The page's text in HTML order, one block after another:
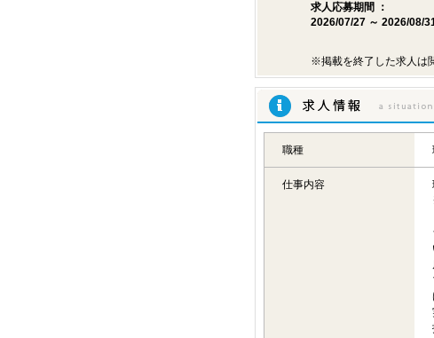
求人応募期間 ：
2026/07/27 ～ 2026/08/
※掲載を終了した求人は
職種
仕事内容